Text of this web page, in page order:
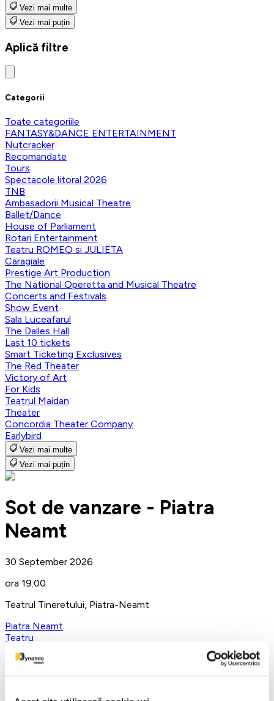
Vezi mai multe
Vezi mai puțin
Aplică filtre
Categorii
Toate categoriile
FANTASY&DANCE ENTERTAINMENT
Nutcracker
Recomandate
Tours
Spectacole litoral 2026
TNB
Ambasadorii Musical Theatre
Ballet/Dance
House of Parliament
Rotari Entertainment
Teatru ROMEO si JULIETA
Caragiale
Prestige Art Production
The National Operetta and Musical Theatre
Concerts and Festivals
Show Event
Sala Luceafarul
The Dalles Hall
Last 10 tickets
Smart Ticketing Exclusives
The Red Theater
Victory of Art
For Kids
Teatrul Maidan
Theater
Concordia Theater Company
Earlybird
Vezi mai multe
Vezi mai puțin
Sot de vanzare - Piatra
Neamt
30 September 2026
ora 19:00
Teatrul Tineretului, Piatra-Neamt
Piatra Neamt
Teatru
Husband for sale